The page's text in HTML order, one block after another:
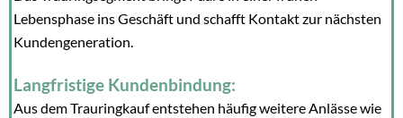
Lebensphase ins Geschäft und schafft Kontakt zur nächsten
Kundengeneration.
Langfristige Kundenbindung:
Aus dem Trauringkauf entstehen häufig weitere Anlässe wie